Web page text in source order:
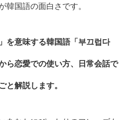
韓国語の面白さです。
を意味する韓国語「부끄럽다
ら恋愛での使い方、日常会話で
と解説します。